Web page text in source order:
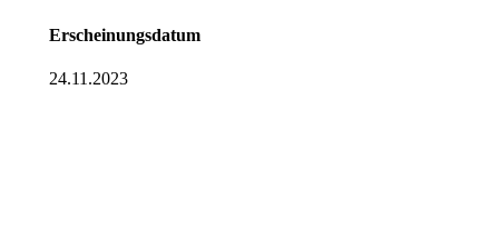
Erscheinungsdatum
24.11.2023